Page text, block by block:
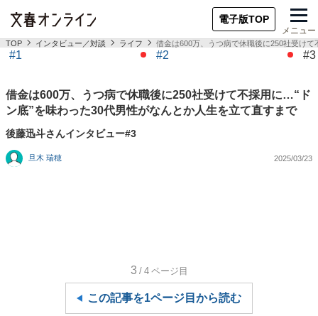
電子版TOP
メニュー
TOP インタビュー／対談 ライフ 借金は600万、うつ病で休職後に250社受け
#1 #2 #3
借金は600万、うつ病で休職後に250社受けて不採用に…“ド
ン底”を味わった30代男性がなんとか人生を立て直すまで
後藤迅斗さんインタビュー#3
旦木 瑞穂 2025/03/23
3 /4 ページ目
この記事を1ページ目から読む